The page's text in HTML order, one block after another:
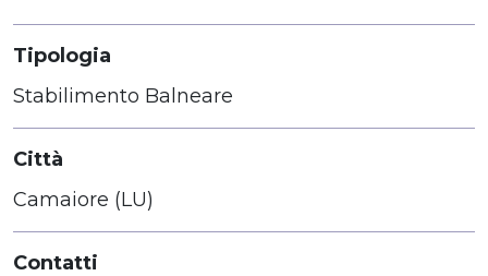
Tipologia
Stabilimento Balneare
Città
Camaiore (LU)
Contatti